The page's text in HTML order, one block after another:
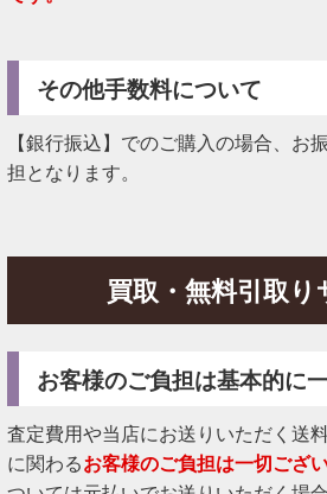
その他手数料について
【銀行振込】でのご購入の場合、お
担となります。
買取・無料引取り
お客様のご負担は基本的に
査定費用や当店にお送りいただく送
に関わるお客様のご負担は一切ござ